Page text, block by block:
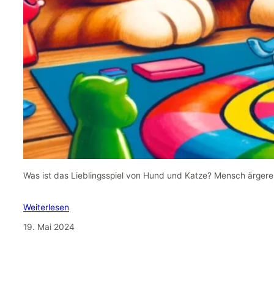
Was ist das Lieblingsspiel von Hund und Katze? Mensch
Weiterlesen
19. Mai 2024